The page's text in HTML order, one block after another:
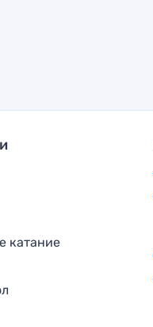
катание